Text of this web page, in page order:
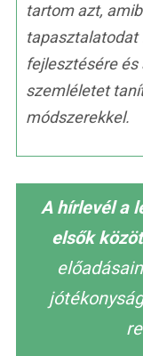
tartom azt,
tapasztalatodat
fejlesztésére és
szemléletet
módszerekkel.
A hírlevél a
elsők